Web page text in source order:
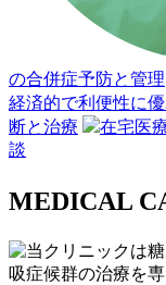
の合併症予防と管理
経済的で利便性に
断と治療
在宅医
談
MEDICAL